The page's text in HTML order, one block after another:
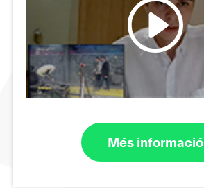
Més informació